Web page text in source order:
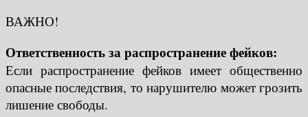
ВАЖНО!
Ответственность за распространение фейков:
Если распространение фейков имеет общественно
опасные последствия, то нарушителю может грозить
лишение свободы.